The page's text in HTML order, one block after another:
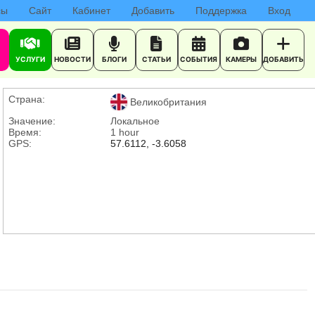
Сайт Кабинет Добавить Поддержка Вход
УСЛУГИ НОВОСТИ БЛОГИ СТАТЬИ СОБЫТИЯ КАМЕРЫ ДОБАВИТЬ
Страна:
Великобритания
Значение:
Локальное
Время:
1 hour
GPS:
57.6112, -3.6058